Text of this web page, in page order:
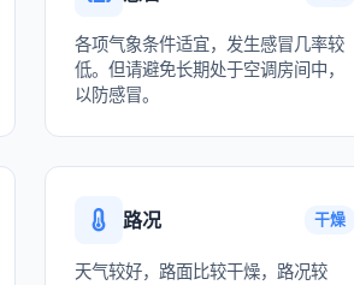
各项气象条件适宜，发生感冒几率较
低。但请避免长期处于空调房间中，
以防感冒。
路况 干燥
天气较好，路面比较干燥，路况较